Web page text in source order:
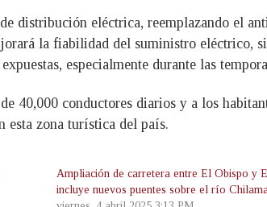
distribución eléctrica, reemplazando el
la fiabilidad del suministro eléctrico,
especialmente durante las
40,000 conductores diarios y a los
esta zona turística del país.
Ampliación de carretera entre El Obispo y
incluye nuevos puentes sobre el río Chilama